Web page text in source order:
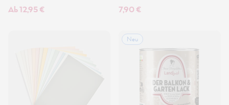
Ab 12,95 € 7,90 €
Neu